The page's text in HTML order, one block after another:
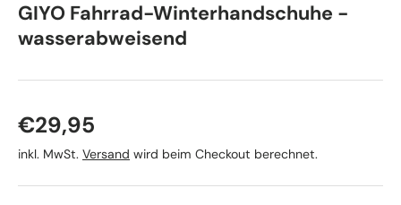
GIYO Fahrrad-Winterhandschuhe -
wasserabweisend
Normaler Preis
€29,95
inkl. MwSt. Versand wird beim Checkout berechnet.